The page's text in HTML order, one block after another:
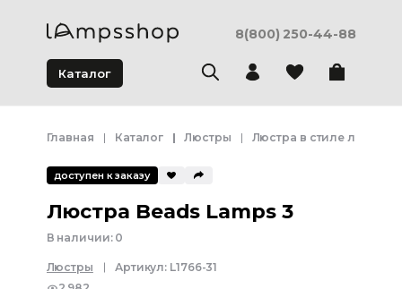
8(800) 250-44-88
Каталог
Главная Каталог Люстры Люстра в стиле лофт
доступен к заказу
Люстра Beads Lamps 3
В наличии: 0
Люстры Артикул: L1766-31